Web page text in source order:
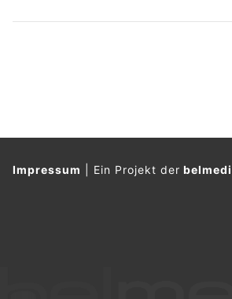
Impressum Ein Projekt der